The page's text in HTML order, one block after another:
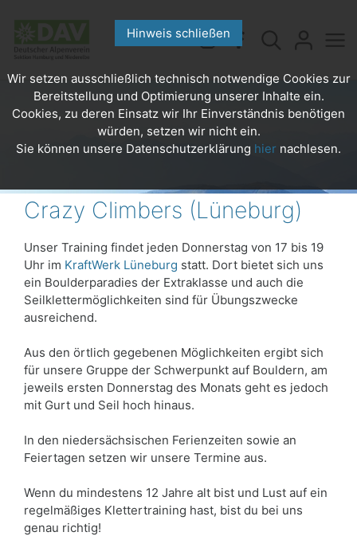
Crazy Climbers (Lüneburg)
Unser Training findet jeden Donnerstag von 17 bis 19
Uhr im KraftWerk Lüneburg statt. Dort bietet sich uns
ein Boulderparadies der Extraklasse und auch die
Seilklettermöglichkeiten sind für Übungszwecke
ausreichend.
Aus den örtlich gegebenen Möglichkeiten ergibt sich
für unsere Gruppe der Schwerpunkt auf Bouldern, am
jeweils ersten Donnerstag des Monats geht es jedoch
mit Gurt und Seil hoch hinaus.
In den niedersächsischen Ferienzeiten sowie an
Feiertagen setzen wir unsere Termine aus.
Wenn du mindestens 12 Jahre alt bist und Lust auf ein
regelmäßiges Klettertraining hast, bist du bei uns
genau richtig!
Hinweis schließen
Wir setzen ausschließlich technisch notwendige Cookies zur
Bereitstellung und Optimierung unserer Inhalte ein.
Cookies, zu deren Einsatz wir Ihr Einverständnis benötigen
würden, setzen wir nicht ein.
Sie können unsere Datenschutzerklärung hier nachlesen.